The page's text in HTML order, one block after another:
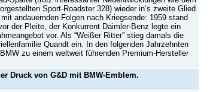
Sport-Roadster 328) wieder in‘s zweite Glied
andauernden Folgen nach Kriegsende: 1959 stand
der Pleite, der Konkurrent Daimler-Benz legte ein
vor. Als “Weißer Ritter” stieg damals die
Quandt ein. In den folgenden Jahrzehnten
zu einem weltweit führenden Premium-Hersteller
Druck von G&D mit BMW-Emblem.